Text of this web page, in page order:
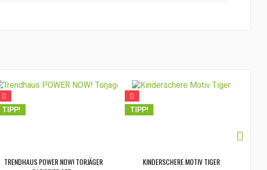
TIPP!
TRENDHAUS POWER NOW! TORJÄGER
TIPP!
KINDERSCHERE MOTIV TIGER